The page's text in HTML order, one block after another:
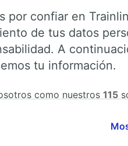
sobre la estación y sus
o hacia
de tren y autobús
con Trainline.
por confiar en
de tus datos
A
tu información.
como nuestros 115
datos personales.
haciendo clic abajo,